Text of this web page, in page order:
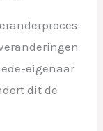
eigenaar
dit de